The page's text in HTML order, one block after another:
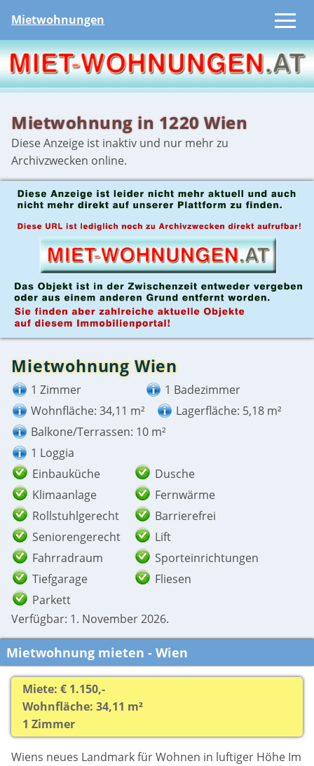
Mietwohnungen
Mietwohnung in 1220 Wien
Diese Anzeige ist inaktiv und nur mehr zu
Archivzwecken online.
Mietwohnung Wien
1 Zimmer
1 Badezimmer
Wohnfläche: 34,11 m²
Lagerfläche: 5,18 m²
Balkone/Terrassen: 10 m²
1 Loggia
Einbauküche
Dusche
Klimaanlage
Fernwärme
Rollstuhlgerecht
Barrierefrei
Seniorengerecht
Lift
Fahrradraum
Sporteinrichtungen
Tiefgarage
Fliesen
Parkett
Verfügbar: 1. November 2026.
Mietwohnung mieten - Wien
Miete: € 1.150,-
Wohnfläche: 34,11 m²
1 Zimmer
Wiens neues Landmark für Wohnen in luftiger Höhe Im